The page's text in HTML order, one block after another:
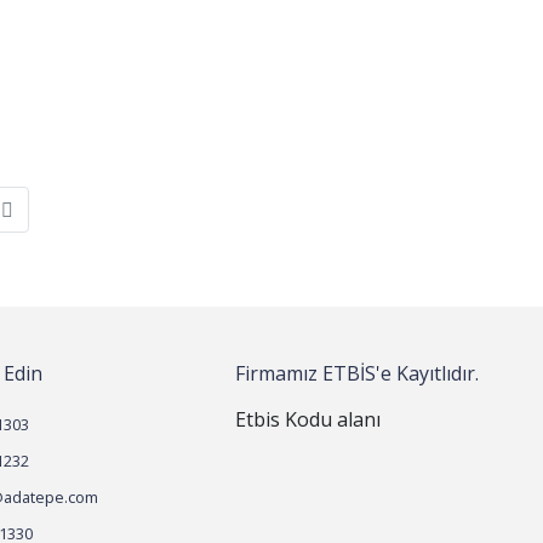
Firmamız ETBİS'e Kayıtlıdır.
Etbis Kodu alanı